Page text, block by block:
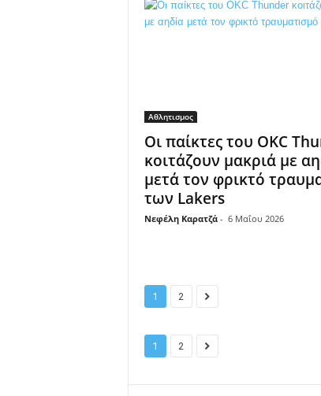
Αθλητισμος
Οι παίκτες του OKC
κοιτάζουν μακριά με
μετά τον φρικτό
των Lakers
Νεφέλη Καρατζά - 6 Μαΐου 2026
1 2
1 2